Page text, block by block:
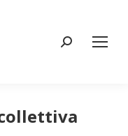
Cerca: